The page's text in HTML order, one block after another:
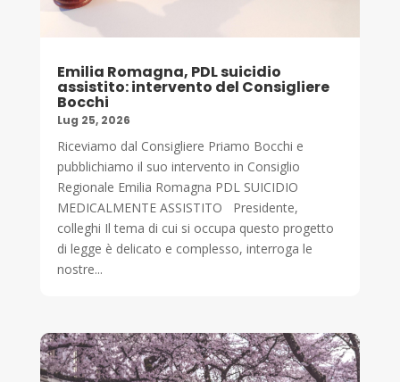
Emilia Romagna, PDL suicidio
assistito: intervento del Consigliere
Bocchi
Lug 25, 2026
Riceviamo dal Consigliere Priamo Bocchi e
pubblichiamo il suo intervento in Consiglio
Regionale Emilia Romagna PDL SUICIDIO
MEDICALMENTE ASSISTITO Presidente,
colleghi Il tema di cui si occupa questo progetto
di legge è delicato e complesso, interroga le
nostre...